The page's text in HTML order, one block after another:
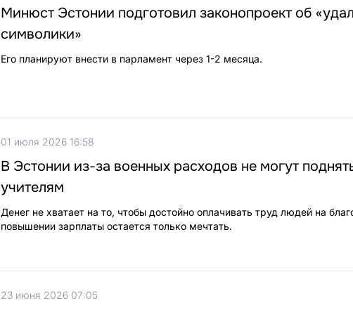
Минюст Эстонии подготовил законопроект об
символики»
Его планируют внести в парламент через 1-2 месяца.
01 июля 2026 16:58
В Эстонии из-за военных расходов не могут
учителям
Денег не хватает на то, чтобы достойно оплачивать труд людей на
повышении зарплаты остается только мечтать.
23 июня 2026 07:05